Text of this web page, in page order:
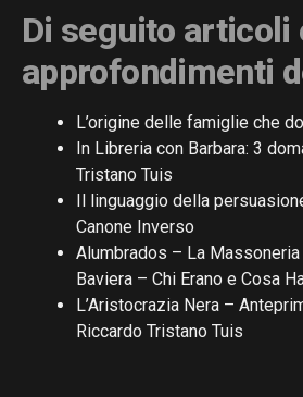
Di seguito articoli
approfondimenti
L’origine delle famiglie che
In Libreria con Barbara: 3
Tristano Tuis
Il linguaggio della
Canone Inverso
Alumbrados – La
Baviera – Chi Erano e Cosa
L’Aristocrazia Nera –
Riccardo Tristano Tuis